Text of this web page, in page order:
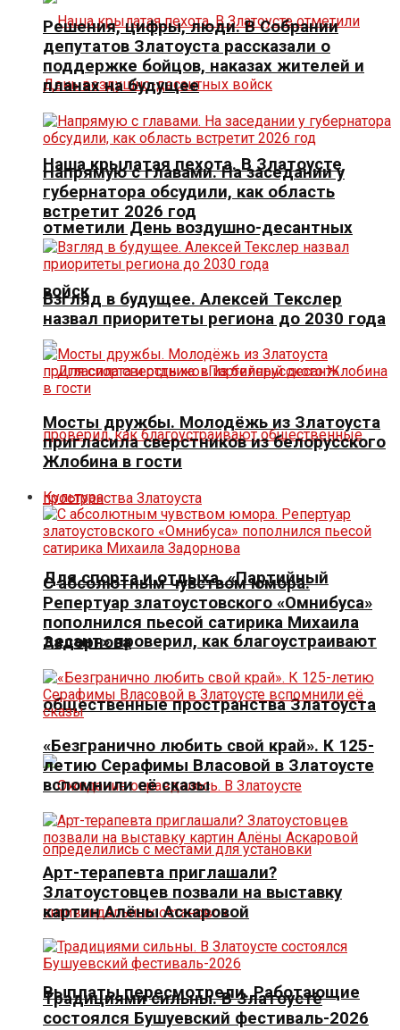
Наша крылатая пехота. В Златоусте
отметили День воздушно-десантных
войск
Для спорта и отдыха. «Партийный
десант» проверил, как благоустраивают
общественные пространства Златоуста
Выплаты пересмотрели. Работающие
Решения, цифры, люди. В Собрании
депутатов Златоуста рассказали о
поддержке бойцов, наказах жителей и
планах на будущее
Напрямую с главами. На заседании у
губернатора обсудили, как область
встретит 2026 год
Взгляд в будущее. Алексей Текслер
назвал приоритеты региона до 2030 года
Мосты дружбы. Молодёжь из Златоуста
пригласила сверстников из белорусского
Жлобина в гости
Культура
С абсолютным чувством юмора.
Репертуар златоустовского «Омнибуса»
пополнился пьесой сатирика Михаила
Задорнова
«Безгранично любить свой край». К 125-
летию Серафимы Власовой в Златоусте
вспомнили её сказы
Арт-терапевта приглашали?
Златоустовцев позвали на выставку
картин Алёны Аскаровой
Традициями сильны. В Златоусте
состоялся Бушуевский фестиваль-2026